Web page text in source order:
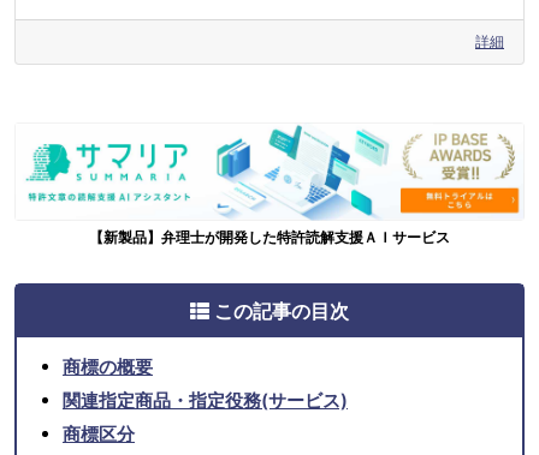
詳細
【新製品】弁理士が開発した特許読解支援ＡＩサービス
この記事の目次
商標の概要
関連指定商品・指定役務(サービス)
商標区分